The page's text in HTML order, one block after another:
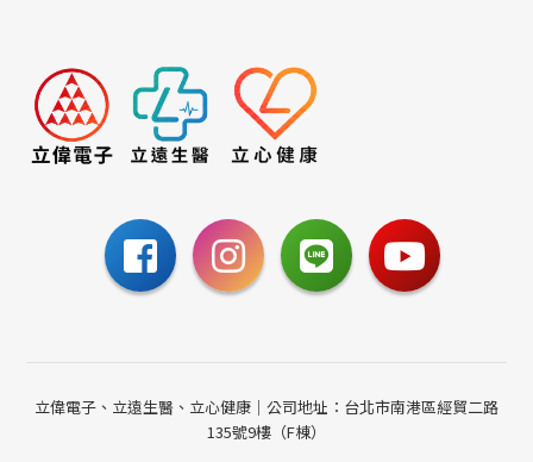
請至聯絡我們填寫表單，
或撥打24小時免費諮詢電話
立偉電子、立遠生醫、立心健康｜公司地址：台北市南港區經貿二路
135號9樓（F棟）